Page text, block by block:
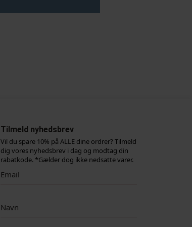
Tilmeld nyhedsbrev
Vil du spare 10% på ALLE dine ordrer? Tilmeld
dig vores nyhedsbrev i dag og modtag din
rabatkode. *Gælder dog ikke nedsatte varer.